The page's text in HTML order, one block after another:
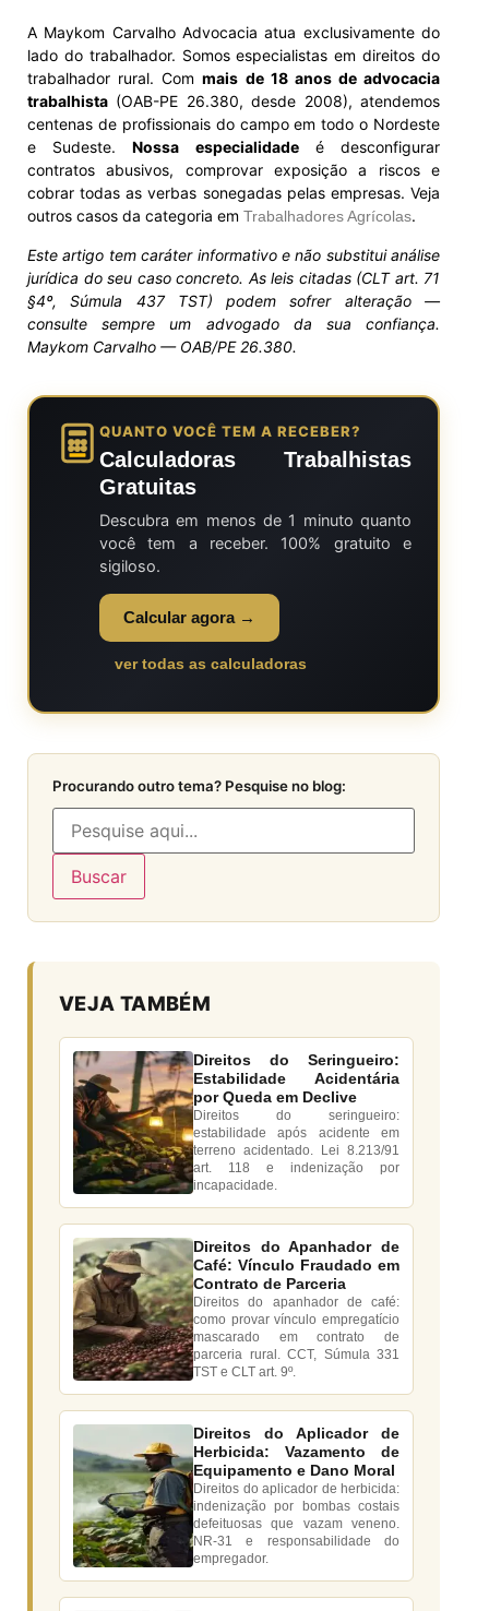
A Maykom Carvalho Advocacia atua exclusivamente do
lado do trabalhador. Somos especialistas em direitos do
trabalhador rural. Commais de 18 anos de advocacia
trabalhista (OAB-PE 26.380, desde 2008), atendemos
centenas de profissionais do campo em todo o Nordeste
e Sudeste.Nossa especialidadeé desconfigurar
contratos abusivos, comprovar exposição a riscos e
cobrar todas as verbas sonegadas pelas empresas. Veja
outros casos da categoria em Trabalhadores Agrícolas.
Este artigo tem caráter informativo e não substitui análise
jurídica do seu caso concreto. As leis citadas (CLT art. 71
§4º, Súmula 437 TST) podem sofrer alteração —
consulte sempre um advogado da sua confiança.
Maykom Carvalho — OAB/PE 26.380.
QUANTO VOCÊ TEM A RECEBER?
Calculadoras Trabalhistas
Gratuitas
Descubra em menos de 1 minuto quanto
você tem a receber. 100% gratuito e
sigiloso.
Calcular agora →
ver todas as calculadoras
Procurando outro tema? Pesquise no blog:
Buscar
VEJA TAMBÉM
Direitos do Seringueiro:
Estabilidade Acidentária
por Queda em Declive
Direitos do seringueiro:
estabilidade após acidente em
terreno acidentado. Lei 8.213/91
art. 118 e indenização por
incapacidade.
Direitos do Apanhador de
Café: Vínculo Fraudado em
Contrato de Parceria
Direitos do apanhador de café:
como provar vínculo empregatício
mascarado em contrato de
parceria rural. CCT, Súmula 331
TST e CLT art. 9º.
Direitos do Aplicador de
Herbicida: Vazamento de
Equipamento e Dano Moral
Direitos do aplicador de herbicida:
indenização por bombas costais
defeituosas que vazam veneno.
NR-31 e responsabilidade do
empregador.